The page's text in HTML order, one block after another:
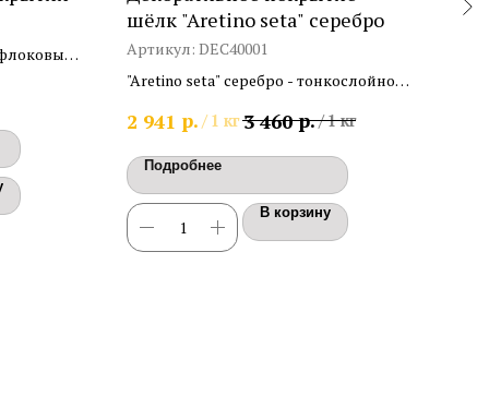
шёлк "Aretino seta" серебро
Артикул: DEC40001
"Aretino seta" серебро - тонкослойное
шёлка
2 941 р. / 1 кг3 460 р./1 кг
Подробнее
В корзину